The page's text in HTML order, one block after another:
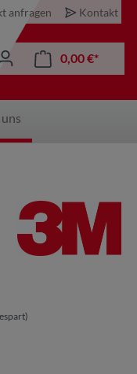
anfragen Kontakt
0,00 €*